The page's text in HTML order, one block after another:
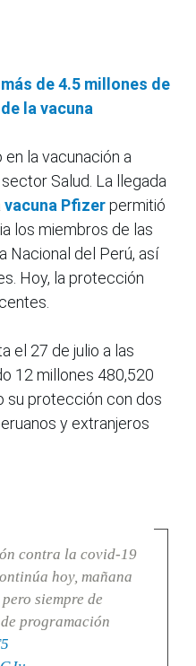
de 4.5 millones de
la vacuna
la vacunación a
Salud. La llegada
vacuna Pfizerpermitió
los miembros de las
Nacional del Perú, así
Hoy, la protección
el 27 de julio a las
12 millones 480,520
su protección con dos
y extranjeros
contra la covid-19
hoy, mañana
siempre de
programación